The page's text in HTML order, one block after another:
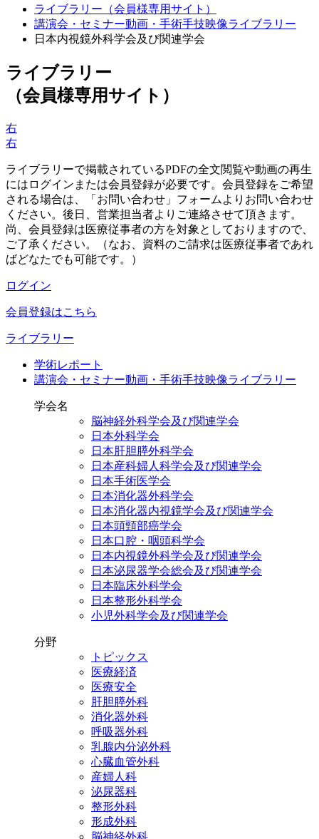
ライブラリー（会員様専用サイト）
講演会・セミナー動画・手術手技映像ライブラリー
日本内視鏡外科学会及び関連学会
ライブラリー
（会員様専用サイト）
右
右
ライブラリーで掲載されているPDFの全文閲覧や動画の再生
にはログインまたは会員登録が必要です。会員登録をご希望
される場合は、「お問い合わせ」フォームよりお問い合わせ
ください。後日、営業担当者よりご連絡させて頂きます。
尚、会員登録は医療従事者の方を対象としておりますので、
ご了承ください。（なお、資料のご請求は医療従事者であれ
ばどなたでも可能です。）
ログイン
会員登録はこちら
ライブラリー
学術レポート
講演会・セミナー動画・手術手技映像ライブラリー
学会名
脳神経外科学会及び関連学会
日本外科学会
日本肝胆膵外科学会
日本産科婦人科学会及び関連学会
日本手術医学会
日本消化器外科学会
日本消化器内視鏡学会及び関連学会
日本頭頸部癌学会
日本口腔・咽頭科学会
日本内視鏡外科学会及び関連学会
日本泌尿器学会総会及び関連学会
日本臨床外科学会
日本整形外科学会
小児外科学会及び関連学会
分野
トピックス
医療経済
医療安全
肝胆膵外科
消化器外科
呼吸器外科
乳腺内分泌外科
心臓血管外科
産婦人科
泌尿器科
整形外科
形成外科
脳神経外科